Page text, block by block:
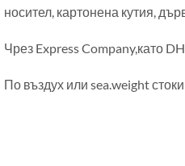
носител, картонена кутия,
Чрез Express Company,като
По въздух или sea.weight стоки